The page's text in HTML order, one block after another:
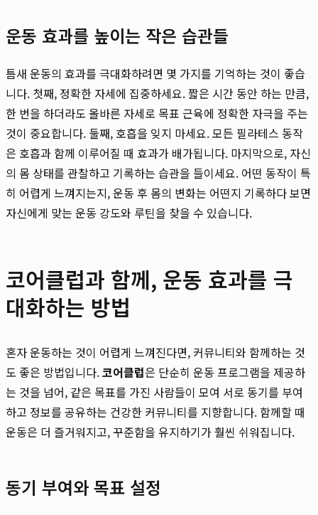
운동 효과를 높이는 작은 습관들
틈새 운동의 효과를 극대화하려면 몇 가지를 기억하는 것이 좋습
니다. 첫째, 정확한 자세에 집중하세요. 짧은 시간 동안 하는 만큼,
한 번을 하더라도 올바른 자세로 목표 근육에 정확한 자극을 주는
것이 중요합니다. 둘째, 호흡을 잊지 마세요. 모든 필라테스 동작
은 호흡과 함께 이루어질 때 효과가 배가됩니다. 마지막으로, 자신
의 몸 상태를 관찰하고 기록하는 습관을 들이세요. 어떤 동작이 특
히 어렵게 느껴지는지, 운동 후 몸의 변화는 어떤지 기록하다 보면
자신에게 맞는 운동 강도와 루틴을 찾을 수 있습니다.
코어클럽과 함께, 운동 효과를 극
대화하는 방법
혼자 운동하는 것이 어렵게 느껴진다면, 커뮤니티와 함께하는 것
도 좋은 방법입니다.코어클럽은 단순히 운동 프로그램을 제공하
는 것을 넘어, 같은 목표를 가진 사람들이 모여 서로 동기를 부여
하고 정보를 공유하는 건강한 커뮤니티를 지향합니다. 함께할 때
운동은 더 즐거워지고, 꾸준함을 유지하기가 훨씬 쉬워집니다.
동기 부여와 목표 설정